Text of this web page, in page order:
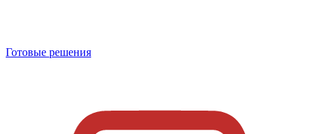
Готовые решения